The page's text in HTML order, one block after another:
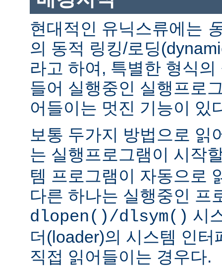
현대적인 유닉스류에는
의 동적 링킹/로딩
라고 하여, 특별한 형식
들어 실행중인 실행프로
어들이는 멋진 기능이 있
보통 두가지 방법으로 읽
는 실행프로그램이 시작
템 프로그램이 자동으로
다른 하나는 실행중인 프
dlopen()/dlsym() 시
더(loader)의 시스템 인
직접 읽어들이는 경우다.